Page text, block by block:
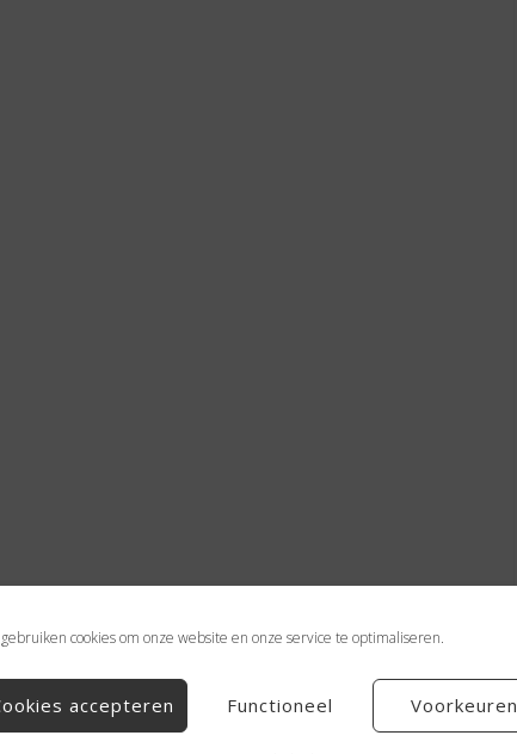
cookies om onze website en onze service te optimaliseren.
accepteren Functioneel Voorkeuren